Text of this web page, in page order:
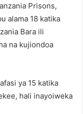
Prisons,
alama 18 katika
Bara ili
na kujiondoa
ya 15 katika
hali inayoiweka